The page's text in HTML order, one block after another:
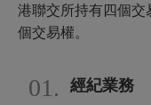
港聯交所持有四個
個交易權。
01. 經紀業務